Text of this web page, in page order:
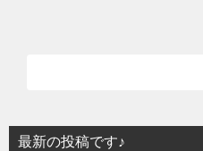
最新の投稿です♪